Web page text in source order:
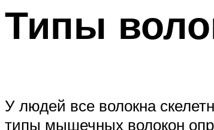
МЕНЮ
Типы
У людей все волокна
типы мышечных волокон